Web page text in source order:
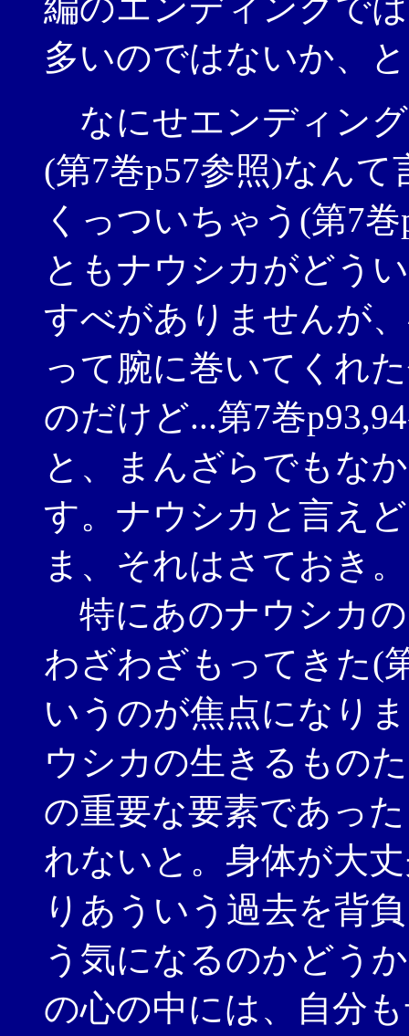
多いのではないか、
なにせエンディン
(第7巻p57参照)なん
くっついちゃう(第7
ともナウシカがどう
すべがありませんが
って腕に巻いてくれ
のだけど...第7巻
と、まんざらでもな
す。ナウシカと言え
ま、それはさておき。
特にあのナウシカ
わざわざもってきた(
いうのが焦点になり
ウシカの生きるもの
の重要な要素であっ
れないと。身体が大
りあういう過去を背
う気になるのかどう
の心の中には、自分